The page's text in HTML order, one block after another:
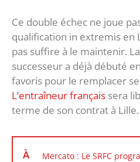
Ce double échec ne joue
qualification in extremis en
pas suffire à le maintenir.
successeur a déjà débuté
favoris pour le remplacer
L’entraîneur français sera
terme de son contrat à Lille.
À
Mercato : Le SRFC